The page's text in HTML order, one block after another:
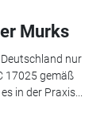
Murks
nur
17025 gemäß
in der Praxis...